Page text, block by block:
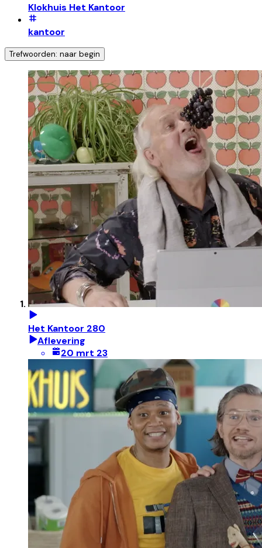
Klokhuis Het Kantoor
kantoor
Trefwoorden: naar begin
Het Kantoor 280
Aflevering
20 mrt 23